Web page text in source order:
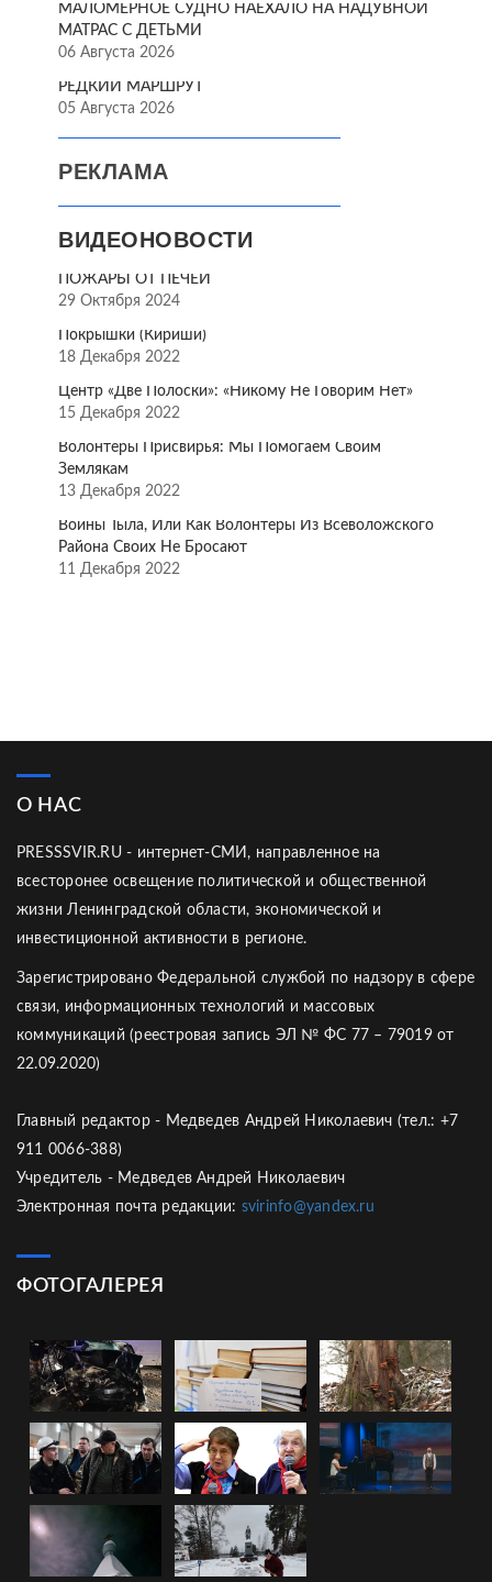
МАЛОМЕРНОЕ СУДНО НАЕХАЛО НА НАДУВНОЙ
МАТРАС С ДЕТЬМИ
06 Августа 2026
РЕДКИЙ МАРШРУТ
05 Августа 2026
РЕКЛАМА
ВИДЕОНОВОСТИ
ПОЖАРЫ ОТ ПЕЧЕЙ
29 Октября 2024
Покрышки (Кириши)
18 Декабря 2022
Центр «Две Полоски»: «Никому Не Говорим Нет»
15 Декабря 2022
Волонтёры Присвирья: Мы Помогаем Своим
Землякам
13 Декабря 2022
Воины Тыла, Или Как Волонтёры Из Всеволожского
Района Своих Не Бросают
11 Декабря 2022
О НАС
PRESSSVIR.RU - интернет-СМИ, направленное на
всесторонее освещение политической и общественной
жизни Ленинградской области, экономической и
инвестиционной активности в регионе.
Зарегистрировано Федеральной службой по надзору в сфере
связи, информационных технологий и массовых
коммуникаций (реестровая запись ЭЛ № ФС 77 – 79019 от
22.09.2020)
Главный редактор - Медведев Андрей Николаевич (тел.: +7
911 0066-388)
Учредитель - Медведев Андрей Николаевич
Электронная почта редакции: svirinfo@yandex.ru
ФОТОГАЛЕРЕЯ